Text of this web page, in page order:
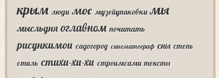
крым люди мос музейупаковки мы
мысльдня оглавном почитать
рисункимои садогород синематограф сны степь
стиль стихи-хи-хи строимсами тексты